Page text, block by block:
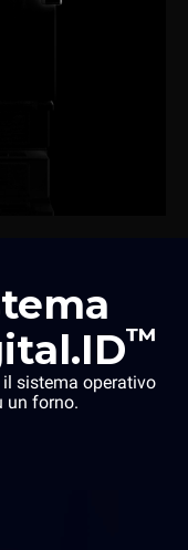
™
il sistema operativo
un forno.